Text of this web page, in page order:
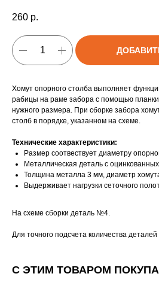
260 р.
Хомут опорного столба выполняет
рабицы на раме забора с помощью
нужного размера. При сборке забора
столб в порядке, указанном на схеме.
Технические характеристики:
Размер соотвествует диаметру
Металлическая деталь с
Толщина металла 3 мм, диаметр
Выдерживает нагрузки сеточного
На схеме сборки деталь №4.
Для точного подсчета количества
С ЭТИМ ТОВАРОМ